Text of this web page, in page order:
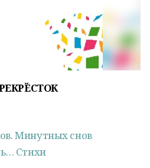
Минутных снов
Стихи